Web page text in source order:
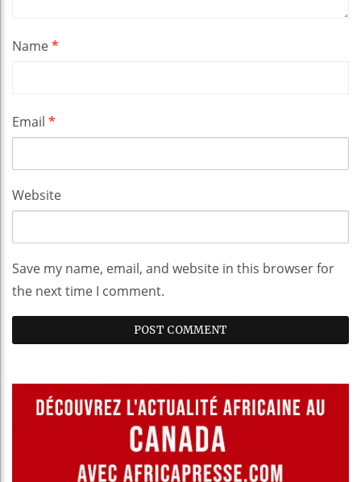
Name*
Email *
Website
Save my name, email, and website in this browser for
the next time I comment.